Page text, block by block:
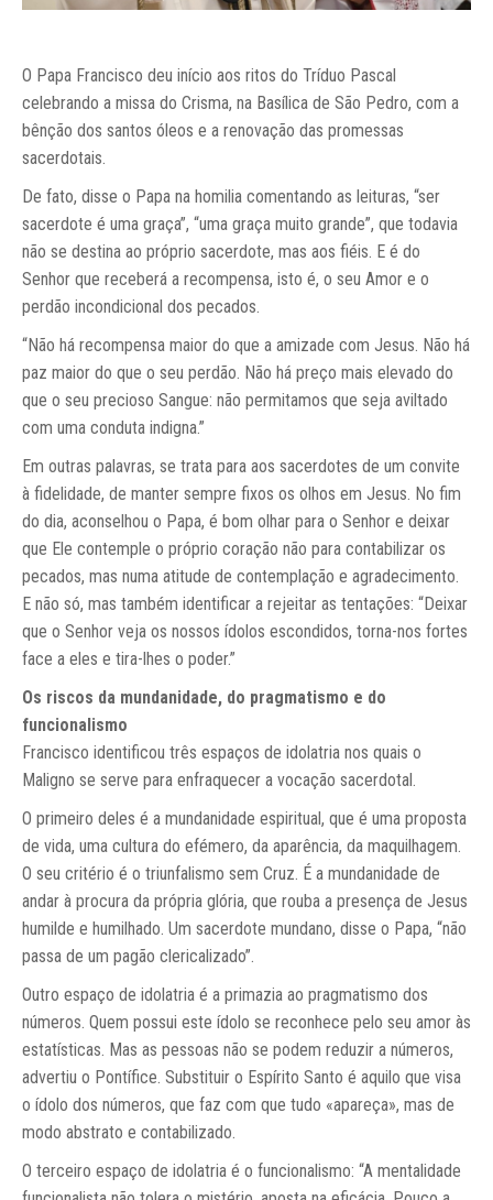
O Papa Francisco deu início aos ritos do Tríduo Pascal
celebrando a missa do Crisma, na Basílica de São Pedro, com a
bênção dos santos óleos e a renovação das promessas
sacerdotais.
De fato, disse o Papa na homilia comentando as leituras, “ser
sacerdote é uma graça”, “uma graça muito grande”, que todavia
não se destina ao próprio sacerdote, mas aos fiéis. E é do
Senhor que receberá a recompensa, isto é, o seu Amor e o
perdão incondicional dos pecados.
“Não há recompensa maior do que a amizade com Jesus. Não há
paz maior do que o seu perdão. Não há preço mais elevado do
que o seu precioso Sangue: não permitamos que seja aviltado
com uma conduta indigna.”
Em outras palavras, se trata para aos sacerdotes de um convite
à fidelidade, de manter sempre fixos os olhos em Jesus. No fim
do dia, aconselhou o Papa, é bom olhar para o Senhor e deixar
que Ele contemple o próprio coração não para contabilizar os
pecados, mas numa atitude de contemplação e agradecimento.
E não só, mas também identificar a rejeitar as tentações: “Deixar
que o Senhor veja os nossos ídolos escondidos, torna-nos fortes
face a eles e tira-lhes o poder.”
Os riscos da mundanidade, do pragmatismo e do
funcionalismo
Francisco identificou três espaços de idolatria nos quais o
Maligno se serve para enfraquecer a vocação sacerdotal.
O primeiro deles é a mundanidade espiritual, que é uma proposta
de vida, uma cultura do efémero, da aparência, da maquilhagem.
O seu critério é o triunfalismo sem Cruz. É a mundanidade de
andar à procura da própria glória, que rouba a presença de Jesus
humilde e humilhado. Um sacerdote mundano, disse o Papa, “não
passa de um pagão clericalizado”.
Outro espaço de idolatria é a primazia ao pragmatismo dos
números. Quem possui este ídolo se reconhece pelo seu amor às
estatísticas. Mas as pessoas não se podem reduzir a números,
advertiu o Pontífice. Substituir o Espírito Santo é aquilo que visa
o ídolo dos números, que faz com que tudo «apareça», mas de
modo abstrato e contabilizado.
O terceiro espaço de idolatria é o funcionalismo: “A mentalidade